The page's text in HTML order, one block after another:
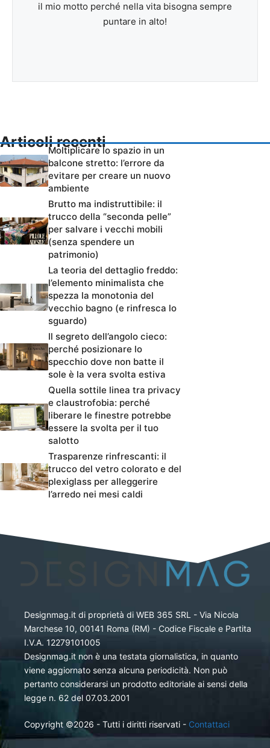
il mio motto perché nella vita bisogna sempre
puntare in alto!
Articoli recenti
Moltiplicare lo spazio in un
balcone stretto: l’errore da
evitare per creare un nuovo
ambiente
Brutto ma indistruttibile: il
trucco della “seconda pelle”
per salvare i vecchi mobili
(senza spendere un
patrimonio)
La teoria del dettaglio freddo:
l’elemento minimalista che
spezza la monotonia del
vecchio bagno (e rinfresca lo
sguardo)
Il segreto dell’angolo cieco:
perché posizionare lo
specchio dove non batte il
sole è la vera svolta estiva
Quella sottile linea tra privacy
e claustrofobia: perché
liberare le finestre potrebbe
essere la svolta per il tuo
salotto
Trasparenze rinfrescanti: il
trucco del vetro colorato e del
plexiglass per alleggerire
l’arredo nei mesi caldi
Designmag.it di proprietà di WEB 365 SRL - Via Nicola
Marchese 10, 00141 Roma (RM) - Codice Fiscale e Partita
I.V.A. 12279101005
Designmag.it non è una testata giornalistica, in quanto
viene aggiornato senza alcuna periodicità. Non può
pertanto considerarsi un prodotto editoriale ai sensi della
legge n. 62 del 07.03.2001
Copyright ©2026 - Tutti i diritti riservati - Contattaci